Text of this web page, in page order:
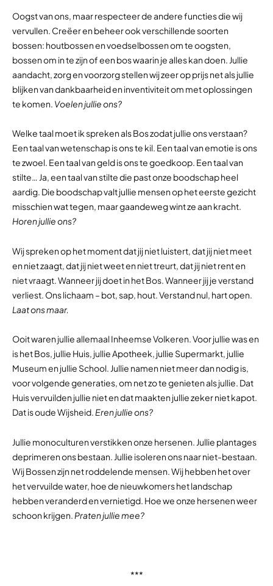
Oogst van ons, maar respecteer de andere functies die wij
vervullen. Creëer en beheer ook verschillende soorten
bossen: houtbossen en voedselbossen om te oogsten,
bossen om in te zijn of een bos waarin je alles kan doen. Jullie
aandacht, zorg en voorzorg stellen wij zeer op prijs net als jullie
blijken van dankbaarheid en inventiviteit om met oplossingen
te komen. Voelen jullie ons?
Welke taal moet ik spreken als Bos zodat jullie ons verstaan?
Een taal van wetenschap is ons te kil. Een taal van emotie is ons
te zwoel. Een taal van geld is ons te goedkoop. Een taal van
stilte… Ja, een taal van stilte die past onze boodschap heel
aardig. Die boodschap valt jullie mensen op het eerste gezicht
misschien wat tegen, maar gaandeweg wint ze aan kracht.
Horen jullie ons?
Wij spreken op het moment dat jij niet luistert, dat jij niet meet
en niet zaagt, dat jij niet weet en niet treurt, dat jij niet rent en
niet vraagt. Wanneer jij doet in het Bos. Wanneer jij je verstand
verliest. Ons lichaam – bot, sap, hout. Verstand nul, hart open.
Laat ons maar.
Ooit waren jullie allemaal Inheemse Volkeren. Voor jullie was en
is het Bos, jullie Huis, jullie Apotheek, jullie Supermarkt, jullie
Museum en jullie School. Jullie namen niet meer dan nodig is,
voor volgende generaties, om net zo te genieten als jullie. Dat
Huis vervuilden jullie niet en dat maakten jullie zeker niet kapot.
Dat is oude Wijsheid. Eren jullie ons?
Jullie monoculturen verstikken onze hersenen. Jullie plantages
deprimeren ons bestaan. Jullie isoleren ons naar niet-bestaan.
Wij Bossen zijn net roddelende mensen. Wij hebben het over
het vervuilde water, hoe de nieuwkomers het landschap
hebben veranderd en vernietigd. Hoe we onze hersenen weer
schoon krijgen. Praten jullie mee?
***